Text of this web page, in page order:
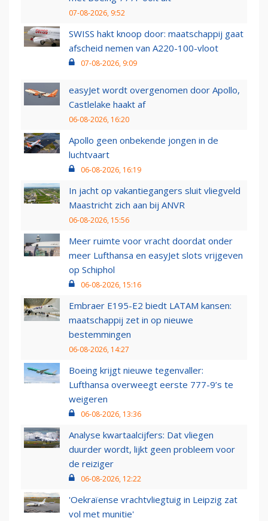
07-08-2026, 9:52
SWISS hakt knoop door: maatschappij gaat
afscheid nemen van A220-100-vloot
07-08-2026, 9:09
easyJet wordt overgenomen door Apollo,
Castlelake haakt af
06-08-2026, 16:20
Apollo geen onbekende jongen in de
luchtvaart
06-08-2026, 16:19
In jacht op vakantiegangers sluit vliegveld
Maastricht zich aan bij ANVR
06-08-2026, 15:56
Meer ruimte voor vracht doordat onder
meer Lufthansa en easyJet slots vrijgeven
op Schiphol
06-08-2026, 15:16
Embraer E195-E2 biedt LATAM kansen:
maatschappij zet in op nieuwe
bestemmingen
06-08-2026, 14:27
Boeing krijgt nieuwe tegenvaller:
Lufthansa overweegt eerste 777-9’s te
weigeren
06-08-2026, 13:36
Analyse kwartaalcijfers: Dat vliegen
duurder wordt, lijkt geen probleem voor
de reiziger
06-08-2026, 12:22
'Oekraïense vrachtvliegtuig in Leipzig zat
vol met munitie'